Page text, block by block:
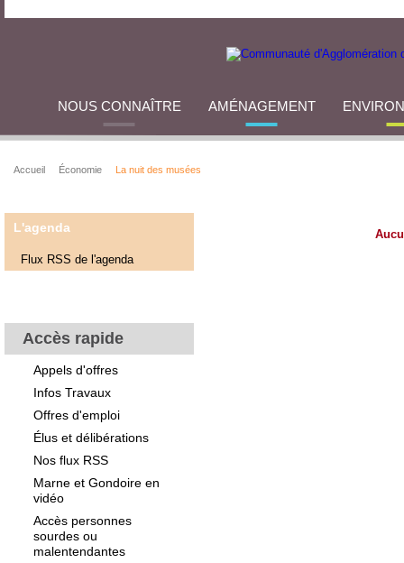
NOUS CONNAÎTRE AMÉNAGEMENT
Accueil Économie La nuit des musées
L'agenda
Flux RSS de l'agenda
Accès rapide
Appels d'offres
Infos Travaux
Offres d'emploi
Élus et délibérations
Nos flux RSS
Marne et Gondoire en
vidéo
Accès personnes
sourdes ou
malentendantes